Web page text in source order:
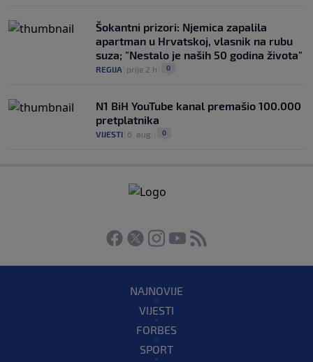
Šokantni prizori: Njemica zapalila
apartman u Hrvatskoj, vlasnik na rubu
suza; "Nestalo je naših 50 godina života"
REGIJA prije 2 h 0
N1 BiH YouTube kanal premašio 100.000
pretplatnika
VIJESTI 6. aug. 0
NAJNOVIJE
VIJESTI
FORBES
SPORT